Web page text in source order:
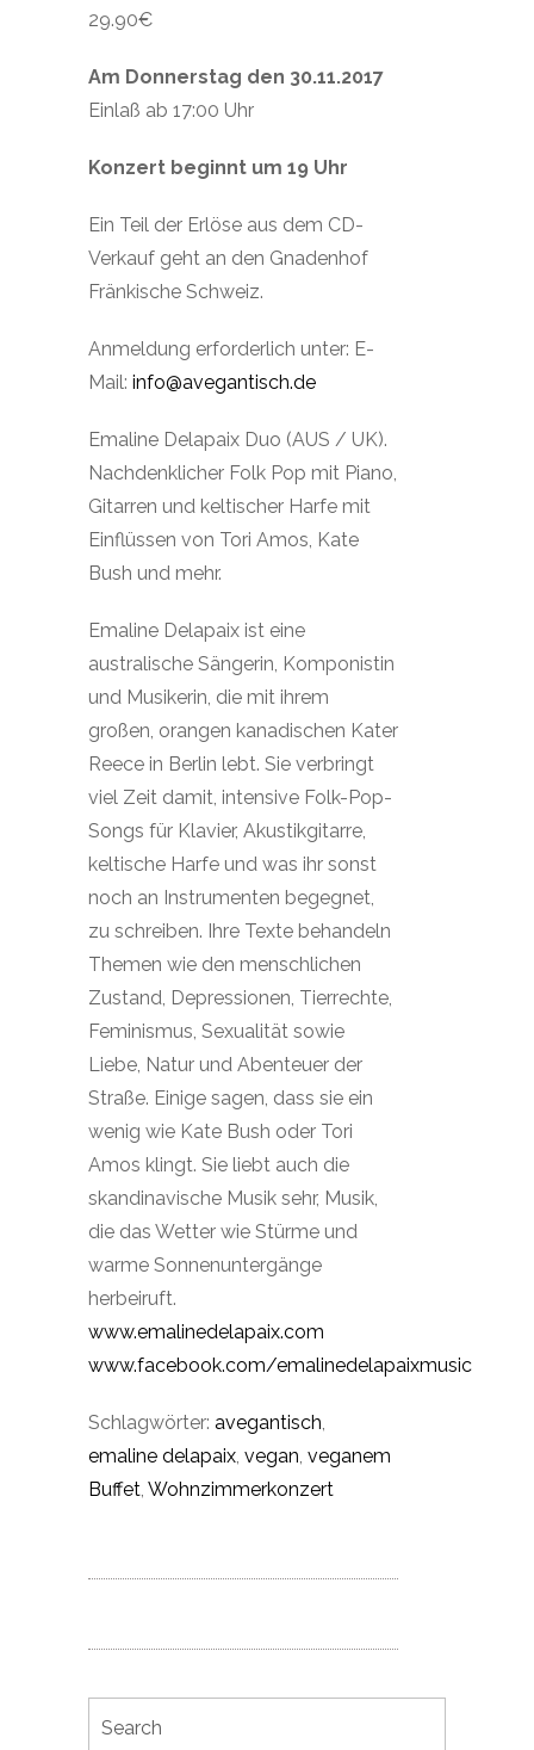
29.90€
Am Donnerstag den 30.11.2017
Einlaß ab 17:00 Uhr
Konzert beginnt um 19 Uhr
Ein Teil der Erlöse aus dem CD-
Verkauf geht an den Gnadenhof
Fränkische Schweiz.
Anmeldung erforderlich unter: E-
Mail: info@avegantisch.de
Emaline Delapaix Duo (AUS / UK).
Nachdenklicher Folk Pop mit Piano,
Gitarren und keltischer Harfe mit
Einflüssen von Tori Amos, Kate
Bush und mehr.
Emaline Delapaix ist eine
australische Sängerin, Komponistin
und Musikerin, die mit ihrem
großen, orangen kanadischen Kater
Reece in Berlin lebt. Sie verbringt
viel Zeit damit, intensive Folk-Pop-
Songs für Klavier, Akustikgitarre,
keltische Harfe und was ihr sonst
noch an Instrumenten begegnet,
zu schreiben. Ihre Texte behandeln
Themen wie den menschlichen
Zustand, Depressionen, Tierrechte,
Feminismus, Sexualität sowie
Liebe, Natur und Abenteuer der
Straße. Einige sagen, dass sie ein
wenig wie Kate Bush oder Tori
Amos klingt. Sie liebt auch die
skandinavische Musik sehr, Musik,
die das Wetter wie Stürme und
warme Sonnenuntergänge
herbeiruft.
www.emalinedelapaix.com
www.facebook.com/emalinedelapaixmusic
Schlagwörter: avegantisch,
emaline delapaix, vegan, veganem
Buffet, Wohnzimmerkonzert